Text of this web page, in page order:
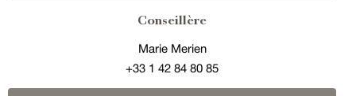
Conseillère
Marie Merien
+33 1 42 84 80 85